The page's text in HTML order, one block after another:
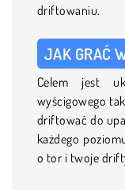
driftowaniu.
JAK GRAĆ
Celem jest
wyścigowego
driftować do
każdego
o tor i twoje